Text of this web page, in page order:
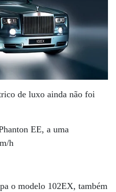
de luxo ainda não foi
EE, a uma
h
o modelo 102EX, também